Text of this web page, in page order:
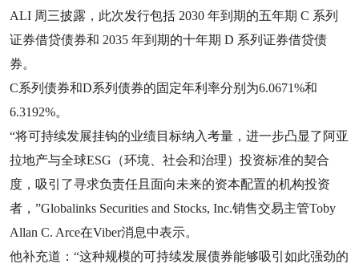
ALI 周三披露，此次发行包括 2030 年到期的五年期 C 系列
证券借贷债券和 2035 年到期的十年期 D 系列证券借贷债
券。
C系列债券和D系列债券的固定年利率分别为6.0671%和
6.3192%。
“将可持续发展挂钩的业绩目标纳入考量，进一步凸显了阿亚
拉地产与全球ESG（环境、社会和治理）投资标准的契合
度，吸引了寻求负责任且面向未来的资本配置的机构投资
者，”Globalinks Securities and Stocks, Inc.销售交易主管Toby
Allan C. Arce在Viber消息中表示。
他补充道：“这种规模的可持续发展债券能够吸引如此强劲的